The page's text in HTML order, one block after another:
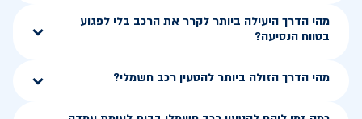
מהי הדרך היעילה ביותר לקרר את הרכב בלי לפגוע
בטווח הנסיעה?
מהי הדרך הזולה ביותר להטעין רכב חשמלי?